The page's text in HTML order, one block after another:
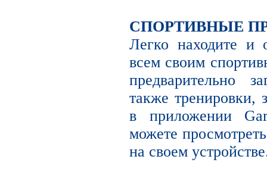
СПОРТИВНЫЕ
Легко находите и
всем своим
предварительно
также тренировки,
в приложении
можете
на своем